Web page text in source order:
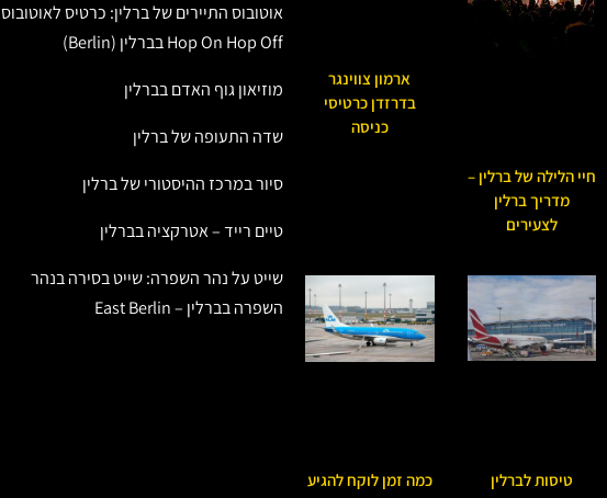
חיי הלילה של ברלין –
מדריך ברלין
לצעירים
ארמון צווינגר
בדרזדן כרטיסי
כניסה
טיסות לברלין
כמה זמן לוקח להגיע
אוטובוס התיירים של ברלין: כרטיס לאוטובוס
Hop On Hop Off בברלין (Berlin)
מוזיאון גוף האדם בברלין
שדה התעופה של ברלין
סיור במרכז ההיסטורי של ברלין
טיים רייד – אטרקציה בברלין
שייט על נהר השפרה: שייט בסירה בנהר
השפרה בברלין – East Berlin